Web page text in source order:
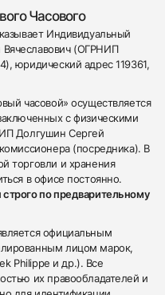
Часового
Индивидуальный
(ОГРНИП
юридический адрес 119361,
часовой» осуществляется
с физическими
Долгушин Сергей
(посредника). В
торговли и хранения
в офисе постоянно.
по предварительному
официальным
лицом марок,
Philippe и др.). Все
их правообладателей и